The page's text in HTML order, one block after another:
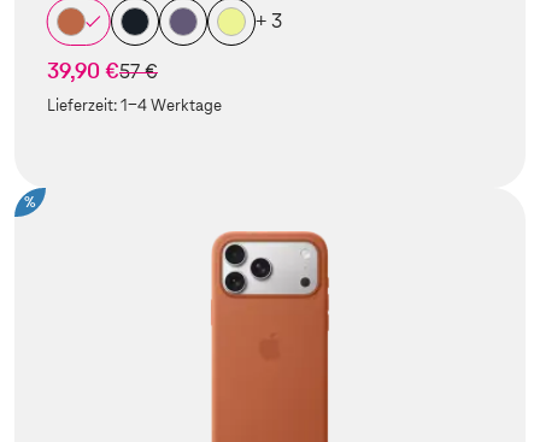
+ 3
39,90 €statt
57 €
Lieferzeit:1-4 Werktage
%